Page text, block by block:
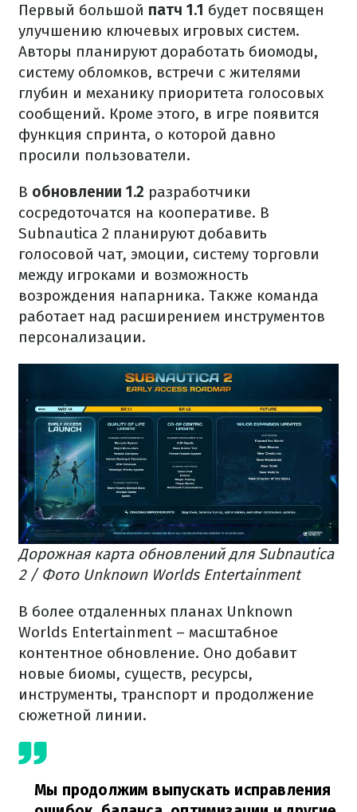
Первый большой патч 1.1 будет посвящен
улучшению ключевых игровых систем.
Авторы планируют доработать биомоды,
систему обломков, встречи с жителями
глубин и механику приоритета голосовых
сообщений. Кроме этого, в игре появится
функция спринта, о которой давно
просили пользователи.
В обновлении 1.2 разработчики
сосредоточатся на кооперативе. В
Subnautica 2 планируют добавить
голосовой чат, эмоции, систему торговли
между игроками и возможность
возрождения напарника. Также команда
работает над расширением инструментов
персонализации.
Дорожная карта обновлений для Subnautica
2 / Фото Unknown Worlds Entertainment
В более отдаленных планах Unknown
Worlds Entertainment – масштабное
контентное обновление. Оно добавит
новые биомы, существ, ресурсы,
инструменты, транспорт и продолжение
сюжетной линии.
Мы продолжим выпускать исправления